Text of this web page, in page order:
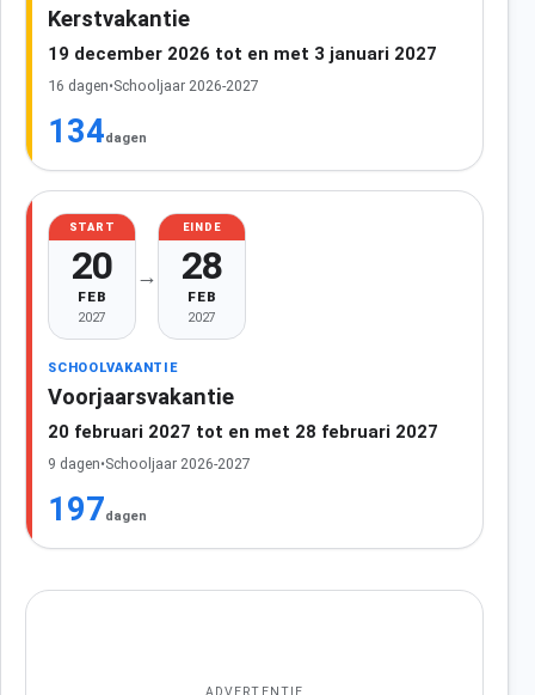
Kerstvakantie
19 december 2026 tot en met 3 januari 2027
16 dagen•Schooljaar 2026-2027
134dagen
START
20
FEB
2027
→
EINDE
28
FEB
2027
SCHOOLVAKANTIE
Voorjaarsvakantie
20 februari 2027 tot en met 28 februari 2027
9 dagen•Schooljaar 2026-2027
197dagen